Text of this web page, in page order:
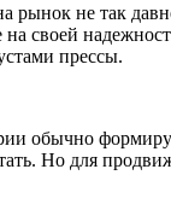
не так
своей
прессы.
обычно
Но для